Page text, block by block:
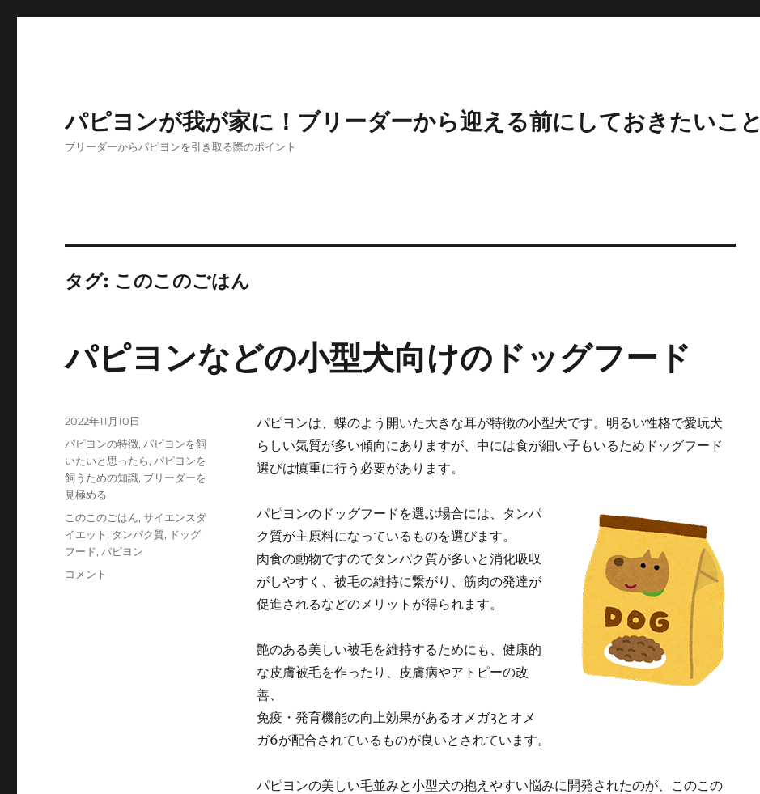
パピヨンが我が家に！ブリーダーから迎える前にしておきたいこと
ブリーダーからパピヨンを引き取る際のポイント
タグ: このこのごはん
パピヨンなどの小型犬向けのドッグフード
パピヨンは、蝶のよう開いた大きな耳が特徴の小型犬です。明るい性格で愛玩犬
らしい気質が多い傾向にありますが、中には食が細い子もいるためドッグフード
選びは慎重に行う必要があります。
パピヨンのドッグフードを選ぶ場合には、タンパ
ク質が主原料になっているものを選びます。
肉食の動物ですのでタンパク質が多いと消化吸収
がしやすく、被毛の維持に繋がり、筋肉の発達が
促進されるなどのメリットが得られます。
艶のある美しい被毛を維持するためにも、健康的
な皮膚被毛を作ったり、皮膚病やアトピーの改
善、
免疫・発育機能の向上効果があるオメガ3とオメ
ガ6が配合されているものが良いとされています。
パピヨンの美しい毛並みと小型犬の抱えやすい悩みに開発されたのが、このこの
投
稿
2022年11月10日
カ
テ
ゴ
リ
パピヨンの特徴, パピヨンを飼
いたいと思ったら, パピヨンを
飼うための知識, ブリーダーを
見極める
タ
グ
このこのごはん,サイエンスダ
イエット , タンパク質, ドッグ
フード, パピヨン
パ
コメント